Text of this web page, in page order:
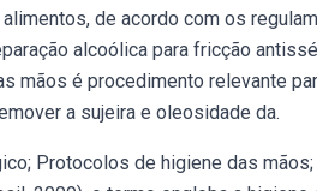
de acordo com os
alcoólica para fricção
mãos é procedimento relevante
a sujeira e oleosidade da.
Protocolos de higiene das